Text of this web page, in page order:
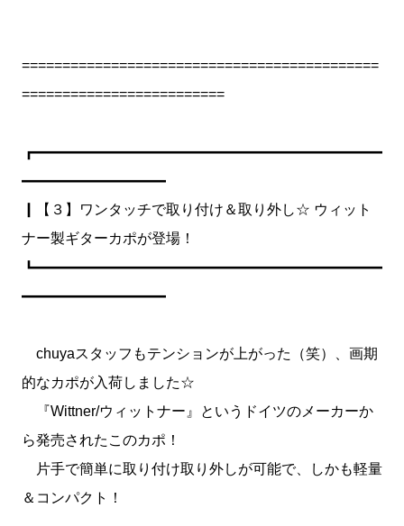
============================================
=========================
┏━━━━━━━━━━━━━━━━━━━━━━━━
━━━━━━━━━━
┃【３】ワンタッチで取り付け＆取り外し☆ ウィット
ナー製ギターカポが登場！
┗━━━━━━━━━━━━━━━━━━━━━━━━
━━━━━━━━━━
chuyaスタッフもテンションが上がった（笑）、画期
的なカポが入荷しました☆
『Wittner/ウィットナー』というドイツのメーカーか
ら発売されたこのカポ！
片手で簡単に取り付け取り外しが可能で、しかも軽量
＆コンパクト！